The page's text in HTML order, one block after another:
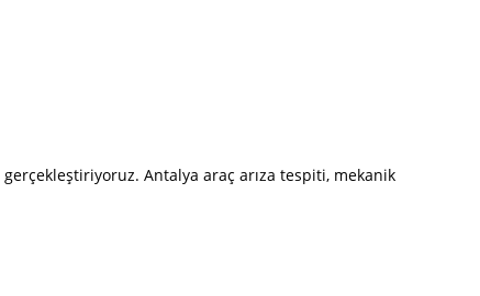
Antalya araç arıza tespiti, mekanik